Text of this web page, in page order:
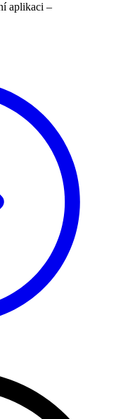
aplikaci –